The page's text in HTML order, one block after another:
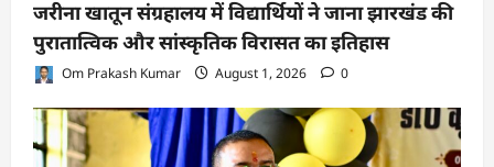
जरीना खातून संग्रहालय में विद्यार्थियों ने जाना झारखंड की
पुरातात्विक और सांस्कृतिक विरासत का इतिहास
Om Prakash Kumar August 1, 2026 0